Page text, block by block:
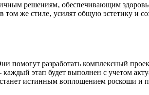
решениям‚ обеспечивающим
же стиле‚ усилят общую эстетику и
помогут разработать комплексный
этап будет выполнен с учетом
истинным воплощением роскоши и